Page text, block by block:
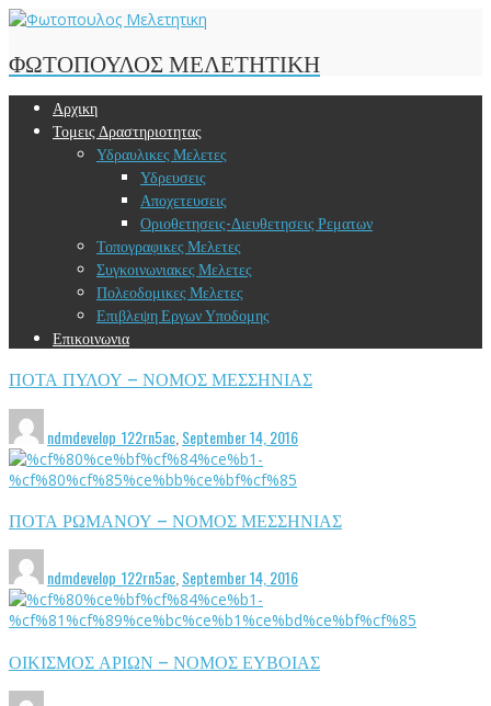
ΦΩΤΟΠΟΥΛΟΣ ΜΕΛΕΤΗΤΙΚΗ
Αρχικη
Τομεις Δραστηριοτητας
Υδραυλικες Μελετες
Υδρευσεις
Αποχετευσεις
Οριοθετησεις-Διευθετησεις Ρεματων
Τοπογραφικες Μελετες
Συγκοινωνιακες Μελετες
Πολεοδομικες Μελετες
Επιβλεψη Εργων Υποδομης
Επικοινωνια
ΠΟΤΑ ΠΥΛΟΥ – ΝΟΜΟΣ ΜΕΣΣΗΝΙΑΣ
ndmdevelop_122rn5ac September 14, 2016
ΠΟΤΑ ΡΩΜΑΝΟΥ – ΝΟΜΟΣ ΜΕΣΣΗΝΙΑΣ
ndmdevelop_122rn5ac,September 14, 2016
ΟΙΚΙΣΜΟΣ ΑΡΙΩΝ – ΝΟΜΟΣ ΕΥΒΟΙΑΣ